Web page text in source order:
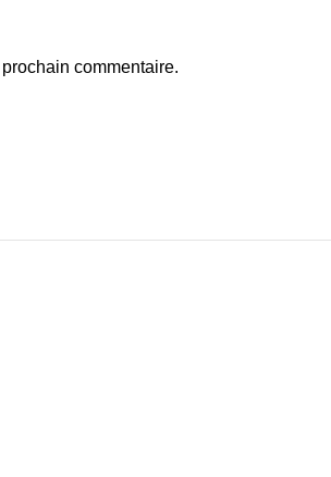
commentaire.